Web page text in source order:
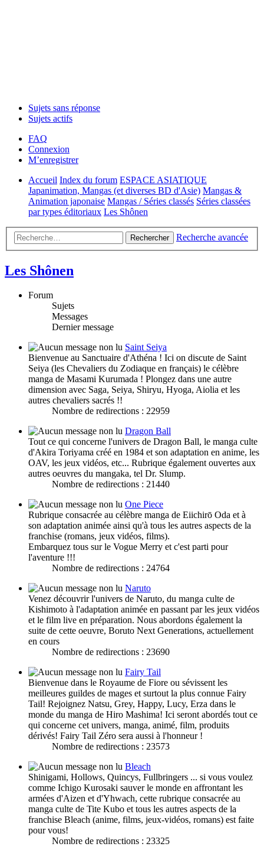
Sujets sans réponse
Sujets actifs
FAQ
Connexion
M’enregistrer
Accueil Index du forum ESPACE ASIATIQUE
Japanimation, Mangas (et diverses BD d'Asie) Mangas &
Animation japonaise Mangas / Séries classés Séries classées
par types éditoriaux Les Shônen
Rechercher Recherche avancée
Les Shônen
Forum
Sujets
Messages
Dernier message
Saint Seiya
Bienvenue au Sanctuaire d'Athéna ! Ici on discute de Saint
Seiya (les Chevaliers du Zodiaque en français) le célèbre
manga de Masami Kurumada ! Plongez dans une autre
dimension avec Saga, Seiya, Shiryu, Hyoga, Aiolia et les
autres chevaliers sacrés !!
Nombre de redirections : 22959
Dragon Ball
Tout ce qui concerne l'univers de Dragon Ball, le manga culte
d'Akira Toriyama créé en 1984 et son adaptation en anime, les
OAV, les jeux vidéos, etc... Rubrique également ouvertes aux
autres oeuvres du mangaka, tel Dr. Slump.
Nombre de redirections : 21440
One Piece
Rubrique consacrée au célèbre manga de Eiichirō Oda et à
son adaptation animée ainsi qu'à tous les autres aspects de la
franchise (romans, jeux vidéos, films).
Embarquez tous sur le Vogue Merry et c'est parti pour
l'aventure !!!
Nombre de redirections : 24764
Naruto
Venez découvrir l'univers de Naruto, du manga culte de
Kishimoto à l'adaptation animée en passant par les jeux vidéos
et le film live en préparation. Nous abordons également la
suite de cette oeuvre, Boruto Next Generations, actuellement
en cours
Nombre de redirections : 23690
Fairy Tail
Bienvenue dans le Royaume de Fiore ou sévissent les
meilleures guildes de mages et surtout la plus connue Fairy
Tail! Rejoignez Natsu, Grey, Happy, Lucy, Erza dans le
monde du manga de Hiro Mashima! Ici seront abordés tout ce
qui concerne cet univers, manga, animé, film, produits
dérivés! Fairy Tail Zéro sera aussi à l'honneur !
Nombre de redirections : 23573
Bleach
Shinigami, Hollows, Quincys, Fullbringers ... si vous voulez
comme Ichigo Kurosaki sauver le monde en affrontant les
armées d'Aizen et d'Yhwach, cette rubrique consacrée au
manga culte de Tite Kubo et tous les autres aspects de la
franchise Bleach (anime, films, jeux-vidéos, romans) est faite
pour vous!
Nombre de redirections : 23325